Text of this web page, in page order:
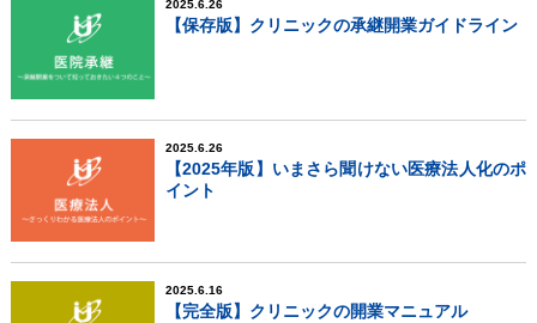
2025.6.26
【保存版】クリニックの承継開業ガイドライン
2025.6.26
【2025年版】いまさら聞けない医療法人化のポ
イント
2025.6.16
【完全版】クリニックの開業マニュアル